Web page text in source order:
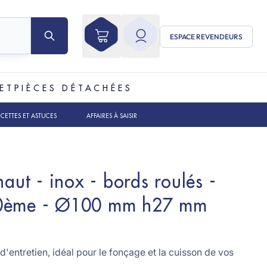
ESPACE REVENDEURS
PIÈCES DÉTACHÉES
ET ASTUCES AFFAIRES À SAISIR
- inox - bords roulés -
- Ø100 mm h27 mm
idéal pour le fonçage et la cuisson de vos